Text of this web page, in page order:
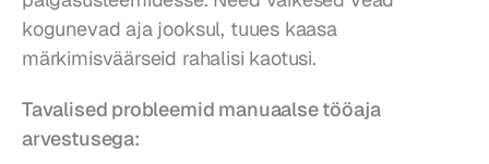
kogunevad aja jooksul, tuues kaasa
märkimisväärseid rahalisi kaotusi.
Tavalised probleemid manuaalse tööaja
arvestusega: